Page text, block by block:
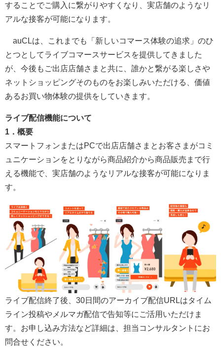
することでご購入に繋がりやすくなり、実店舗のようなリ
アルな接客が可能になります。
auCLは、これまでも「新しいコマース体験の追求」のひ
とつとしてライブコマースサービスを提供してきました
が、今後もご出店店舗さまと共に、誰かと繋がる楽しさや
ネットショッピングそのものをお楽しみいただける、価値
あるお買い物体験の提供をしていきます。
ライブ配信機能について
1．概要
スマートフォンまたはPCで出店店舗さまとお客さまがコミ
ュニケーションをとりながら商品紹介から商品販売まで行
える機能で、実店舗のようなリアルな接客が可能になりま
す。
ライブ配信終了後、30日間のアーカイブ配信URLはタイム
ライン投稿やメルマガ配信で告知等にご活用いただけま
す。お申し込み方法など詳細は、担当コンサルタントにお
問合せください。